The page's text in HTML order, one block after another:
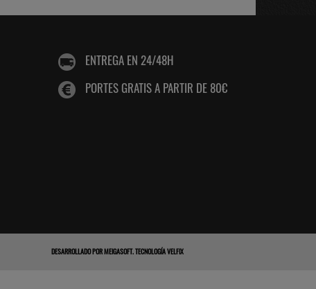
ENTREGA EN 24/48H
PORTES GRATIS A PARTIR DE 80€
DESARROLLADO PORMEIGASOFT.TECNOLOGÍA VELFIX